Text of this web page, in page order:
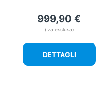
999,90 €
(iva esclusa)
DETTAGLI